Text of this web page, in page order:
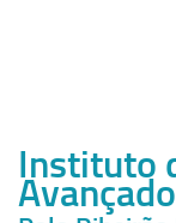
Instituto